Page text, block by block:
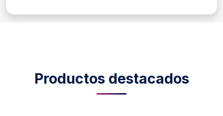
Productos destacados